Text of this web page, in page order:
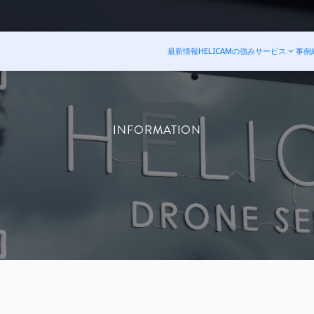
最新情報HELICAMの強みサービス 事例
INFORMATION